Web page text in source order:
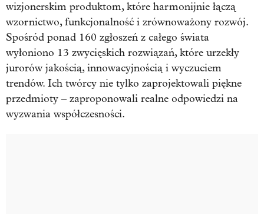
wizjonerskim produktom, które harmonijnie łączą
wzornictwo, funkcjonalność i zrównoważony rozwój.
Spośród ponad 160 zgłoszeń z całego świata
wyłoniono 13 zwycięskich rozwiązań, które urzekły
jurorów jakością, innowacyjnością i wyczuciem
trendów. Ich twórcy nie tylko zaprojektowali piękne
przedmioty – zaproponowali realne odpowiedzi na
wyzwania współczesności.